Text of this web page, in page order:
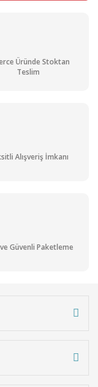
Üründe Stoktan
Teslim
Alışveriş İmkanı
ve Güvenli Paketleme